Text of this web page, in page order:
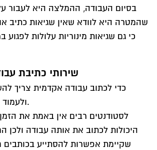
כתיבת עבודה
טעויות
שלב הצעת המחקר בכתיבת
דברים שכדאי
בסיום העבודה, ההמלצה היא לעבור
שהמטרה היא לוודא שאין שגיאות כתיב
כי גם שגיאות מינוריות עלולות
שירותי כתיבת
כדי לכתוב עבודה אקדמית צריך
ולעמוד בדרישות קפדניות.
לסטודנטים רבים אין באמת את
היכולות לכתוב את אותה עבודה ולכן
שקיימת אפשרות להסתייע בכותבים